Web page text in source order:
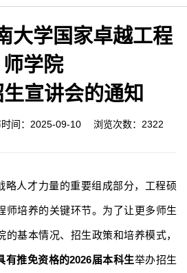
大学国家卓越工程
师学院
宣讲会的通知
间：2025-09-10 浏览次数： 2322
略人才力量的重要组成部分，工程硕
师培养的关键环节。为了让更多师生
基本情况、招生政策和培养模式，
有推免资格的2026届本科生举办招生